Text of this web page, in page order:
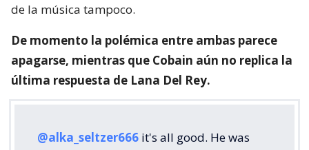
de la música tampoco.
De momento la polémica entre ambas parece
apagarse, mientras que Cobain aún no replica la
última respuesta de Lana Del Rey.
@alka_seltzer666 it's all good. He was